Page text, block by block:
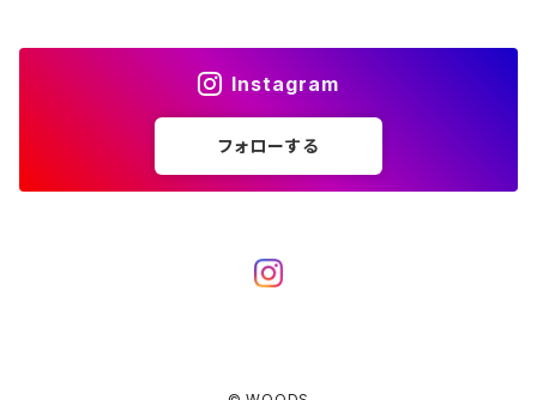
BROOKLYN WORKS
カトラリー
アクセサリー
湯たんぽ
斧、鉈
バーナー／ストーブ
カトラリー
コンテナ、ギアケース
アクセサリー
Instagram
フォローする